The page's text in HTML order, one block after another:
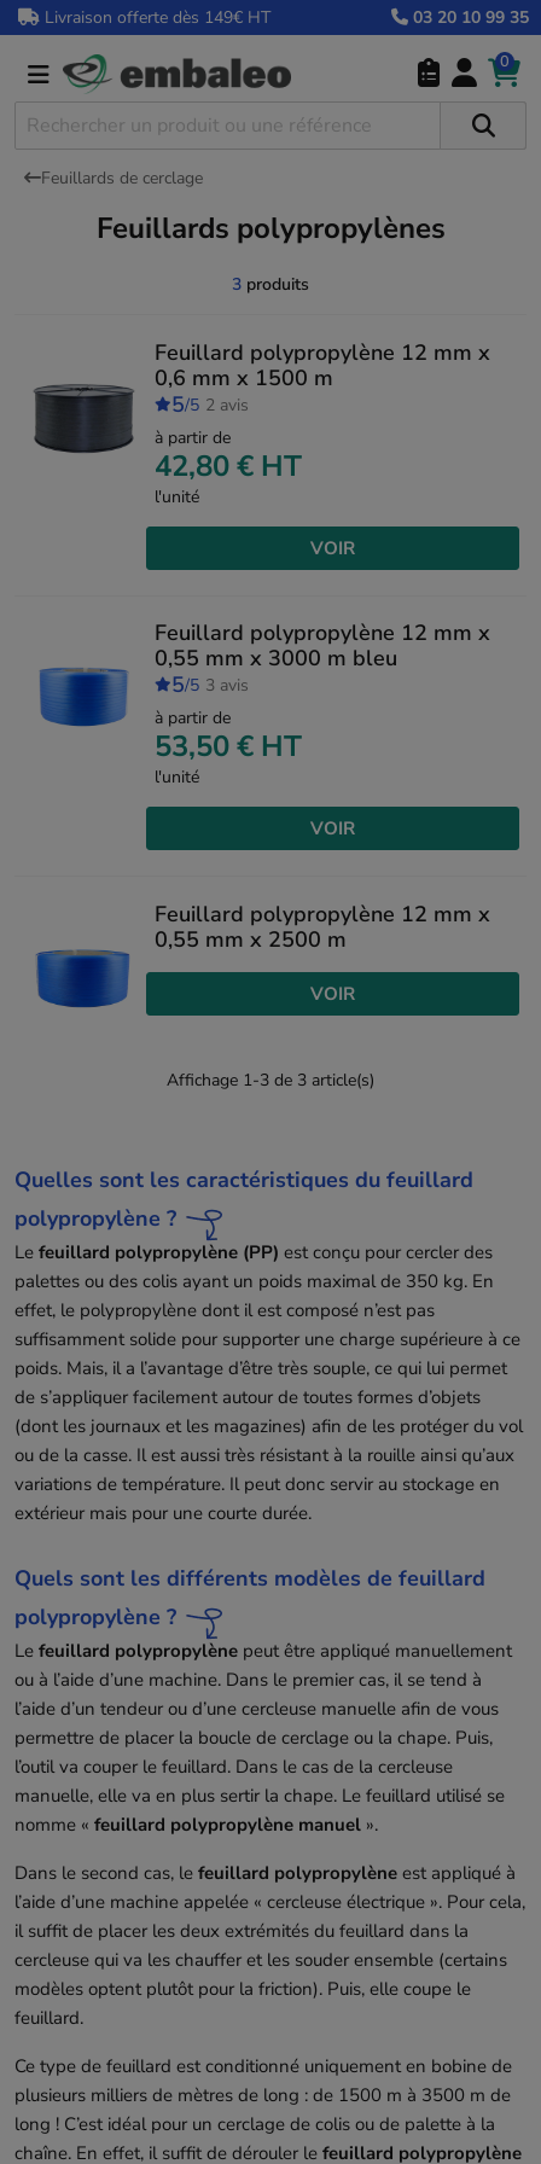
Livraison offerte dès 149€ HT 03 20 10 99 35
0
Feuillards de cerclage
Feuillards polypropylènes
3 produits
Feuillard polypropylène 12 mm x
0,6 mm x 1500 m
5/5 2 avis
à partir de
42,80 € HT
l'unité
VOIR
Feuillard polypropylène 12 mm x
0,55 mm x 3000 m bleu
5/5 3 avis
à partir de
53,50 € HT
l'unité
VOIR
Feuillard polypropylène 12 mm x
0,55 mm x 2500 m
VOIR
Affichage 1-3 de 3 article(s)
Quelles sont les caractéristiques du feuillard
polypropylène ?
Le feuillard polypropylène (PP) est conçu pour cercler des
palettes ou des colis ayant un poids maximal de 350 kg. En
effet, le polypropylène dont il est composé n’est pas
suffisamment solide pour supporter une charge supérieure à ce
poids. Mais, il a l’avantage d’être très souple, ce qui lui permet
de s’appliquer facilement autour de toutes formes d’objets
(dont les journaux et les magazines) afin de les protéger du vol
ou de la casse. Il est aussi très résistant à la rouille ainsi qu’aux
variations de température. Il peut donc servir au stockage en
extérieur mais pour une courte durée.
Quels sont les différents modèles de feuillard
polypropylène ?
Le feuillard polypropylène peut être appliqué manuellement
ou à l’aide d’une machine. Dans le premier cas, il se tend à
l’aide d’un tendeur ou d’une cercleuse manuelle afin de vous
permettre de placer la boucle de cerclage ou la chape. Puis,
l’outil va couper le feuillard. Dans le cas de la cercleuse
manuelle, elle va en plus sertir la chape. Le feuillard utilisé se
nomme « feuillard polypropylène manuel ».
Dans le second cas, le feuillard polypropylène est appliqué à
l’aide d’une machine appelée « cercleuse électrique ». Pour cela,
il suffit de placer les deux extrémités du feuillard dans la
cercleuse qui va les chauffer et les souder ensemble (certains
modèles optent plutôt pour la friction). Puis, elle coupe le
feuillard.
Ce type de feuillard est conditionné uniquement en bobine de
plusieurs milliers de mètres de long : de 1500 m à 3500 m de
long ! C’est idéal pour un cerclage de colis ou de palette à la
chaîne. En effet, il suffit de dérouler le feuillard polypropylène